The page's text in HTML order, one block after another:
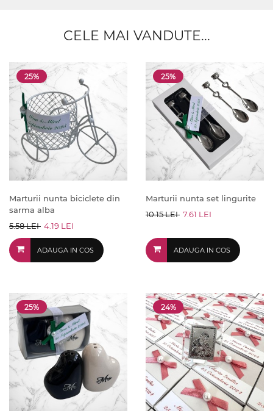
CELE MAI VANDUTE...
25%
Marturii nunta biciclete din
sarma alba
5.58 LEI 4.19 LEI
ADAUGA IN COS
25%
Marturii nunta set lingurite
10.15 LEI 7.61 LEI
ADAUGA IN COS
25% 24%